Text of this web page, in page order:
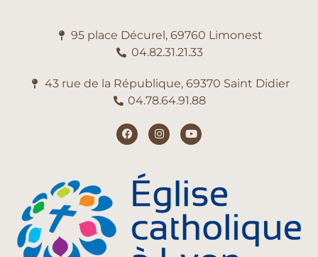
95 place Décurel, 69760 Limonest
04.82.31.21.33
43 rue de la République, 69370 Saint Didier
04.78.64.91.88